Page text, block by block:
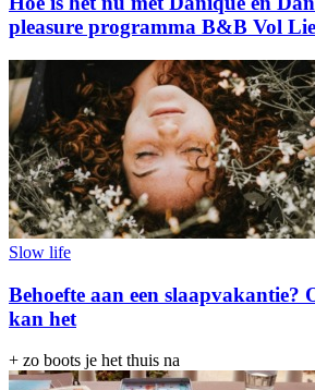
pleasure programma B&B Vol
Slow life
Behoefte aan een slaapvakantie?
kan het
+ zo boots je het thuis na